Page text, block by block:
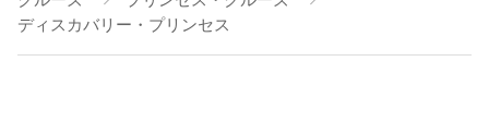
ディスカバリー・プリンセス